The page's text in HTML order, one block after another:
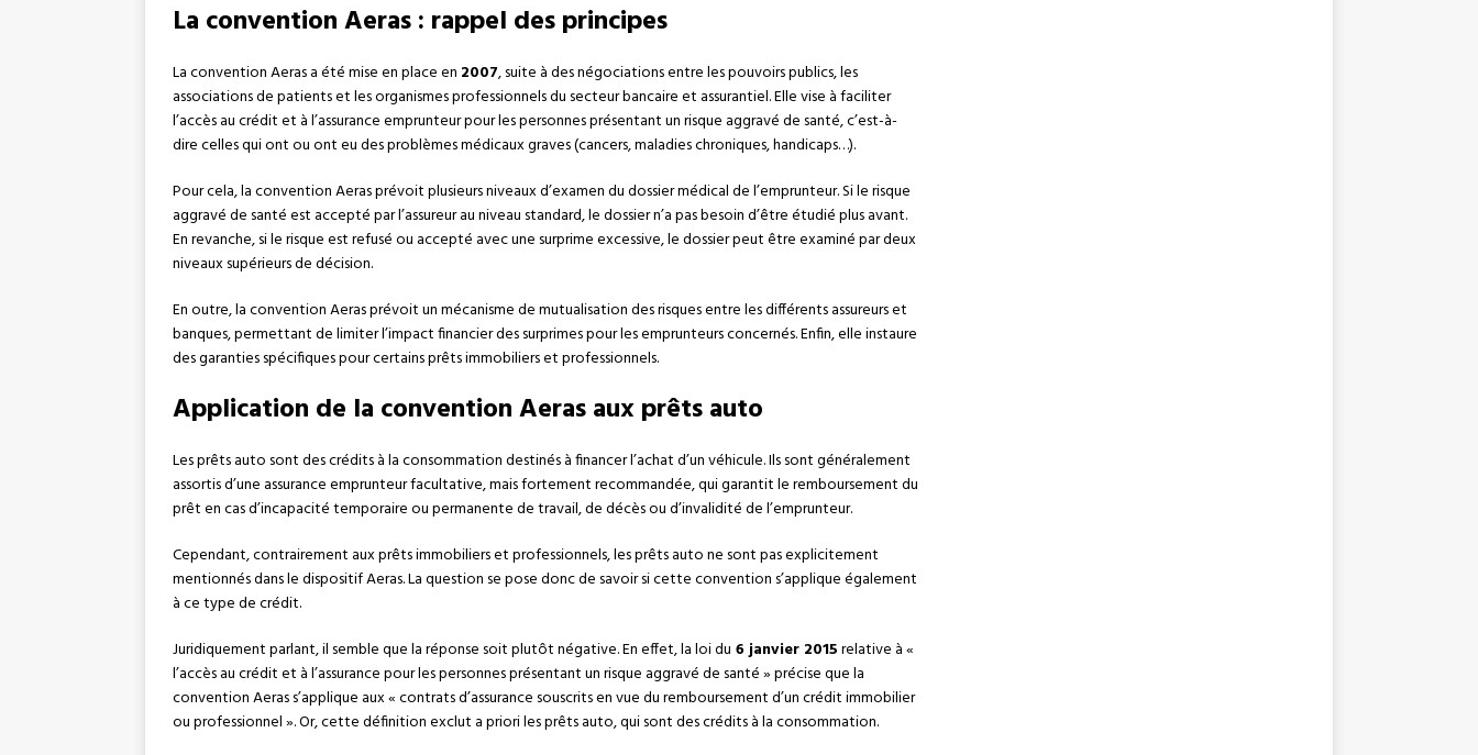
La convention Aeras : rappel des principes
La convention Aeras a été mise en place en 2007, suite à des négociations entre les pouvoirs publics, les
associations de patients et les organismes professionnels du secteur bancaire et assurantiel. Elle vise à faciliter
l’accès au crédit et à l’assurance emprunteur pour les personnes présentant un risque aggravé de santé, c’est-à-
dire celles qui ont ou ont eu des problèmes médicaux graves (cancers, maladies chroniques, handicaps…).
Pour cela, la convention Aeras prévoit plusieurs niveaux d’examen du dossier médical de l’emprunteur. Si le risque
aggravé de santé est accepté par l’assureur au niveau standard, le dossier n’a pas besoin d’être étudié plus avant.
En revanche, si le risque est refusé ou accepté avec une surprime excessive, le dossier peut être examiné par deux
niveaux supérieurs de décision.
En outre, la convention Aeras prévoit un mécanisme de mutualisation des risques entre les différents assureurs et
banques, permettant de limiter l’impact financier des surprimes pour les emprunteurs concernés. Enfin, elle instaure
des garanties spécifiques pour certains prêts immobiliers et professionnels.
Application de la convention Aeras aux prêts auto
Les prêts auto sont des crédits à la consommation destinés à financer l’achat d’un véhicule. Ils sont généralement
assortis d’une assurance emprunteur facultative, mais fortement recommandée, qui garantit le remboursement du
prêt en cas d’incapacité temporaire ou permanente de travail, de décès ou d’invalidité de l’emprunteur.
Cependant, contrairement aux prêts immobiliers et professionnels, les prêts auto ne sont pas explicitement
mentionnés dans le dispositif Aeras. La question se pose donc de savoir si cette convention s’applique également
à ce type de crédit.
Juridiquement parlant, il semble que la réponse soit plutôt négative. En effet, la loi du 6 janvier 2015relative à «
l’accès au crédit et à l’assurance pour les personnes présentant un risque aggravé de santé » précise que la
convention Aeras s’applique aux « contrats d’assurance souscrits en vue du remboursement d’un crédit immobilier
ou professionnel ». Or, cette définition exclut a priori les prêts auto, qui sont des crédits à la consommation.